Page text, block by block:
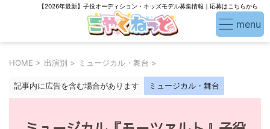
【2026年最新】子役オーディション・キッズモデル募集情報｜応募はこちらから
HOME > 出演別 > ミュージカル・舞台 >
記事内に広告を含む場合があります ミュージカル・舞台